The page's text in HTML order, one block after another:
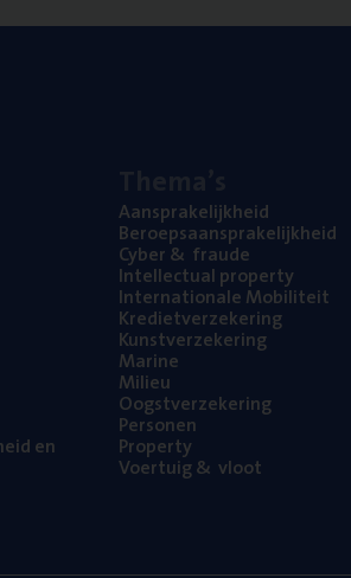
en
Aan­spra­ke­lijk­heid
Beroeps­aan­spra­ke­lijk­heid
Cyber& fraude
Intel­lec­tu­al property
Inter­na­ti­o­na­le Mobiliteit
Kre­diet­ver­ze­ke­ring
Kunst­ver­ze­ke­ring
Mari­ne
Mili­eu
Oogst­ver­ze­ke­ring
Per­so­nen
Pro­per­ty
Voer­tuig& vloot